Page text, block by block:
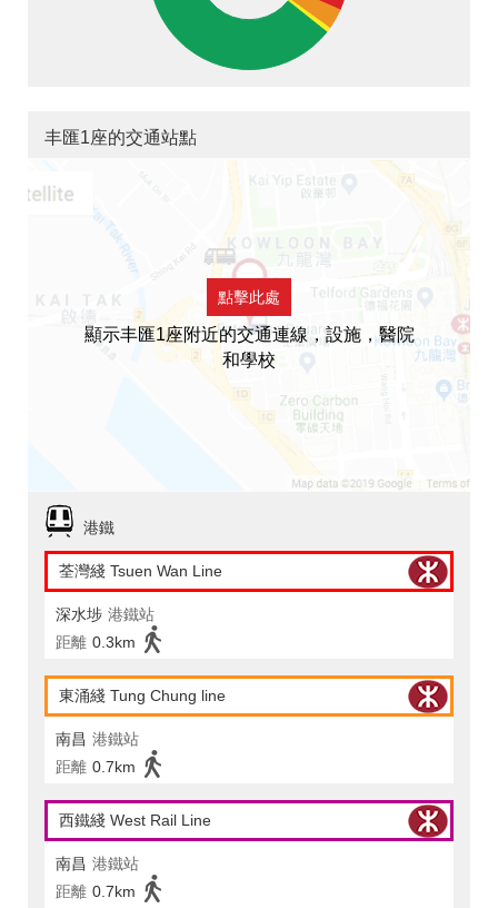
丰匯1座的交通站點
點擊此處
顯示丰匯1座附近的交通連線，設施，醫院
和學校
港鐵
荃灣綫 Tsuen Wan Line
深水埗 港鐵站
距離 0.3km
東涌綫 Tung Chung line
南昌 港鐵站
距離 0.7km
西鐵綫 West Rail Line
南昌 港鐵站
距離 0.7km